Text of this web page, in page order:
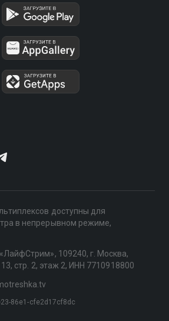
доступны для
в непрерывном режиме,
109240, г. Москва,
стр. 2, этаж 2, ИНН 7710918800
86e1-cfe2d17cf8dc